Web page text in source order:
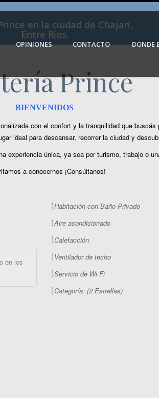
OPINIONES CONTACTO DONDE
en la ciudad de Chajarí,
Entre Ríos.
Prince
BIENVENIDOS
con el confort y la tranquilidad que
ideal para descansar, recorrer la ciudad y
experiencia única, ya sea por turismo, trabajo o
a conocernos ¡Consúltanos!
en los
Habitación con Baño Privado
Aire acondicionado
Calefacción
Ventilador de techo
Servicio de Wi Fi
Categoría: (2 Estrellas)